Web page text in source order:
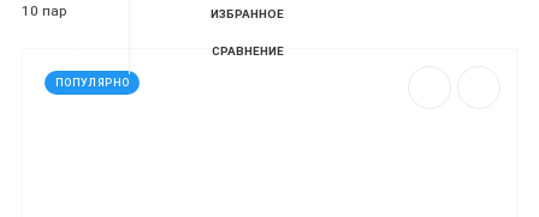
ИЗБРАННОЕ
СРАВНЕНИЕ
10 пар
ПОПУЛЯРНО